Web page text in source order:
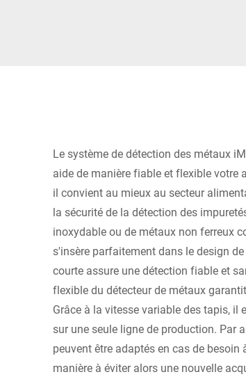
Le système de détection des métaux
aide de manière fiable et flexible votre
il convient au mieux au secteur
la sécurité de la détection des
inoxydable ou de métaux non ferreux
s'insère parfaitement dans le design
courte assure une détection fiable et
flexible du détecteur de métaux
Grâce à la vitesse variable des tapis,
sur une seule ligne de production. Par
peuvent être adaptés en cas de
manière à éviter alors une nouvelle